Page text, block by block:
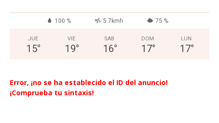
100 % 5.7kmh 75 %
JUE
15°
VIE
19°
SAB
16°
DOM
17°
LUN
17°
Error, ¡no se ha establecido el ID del anuncio!
¡Comprueba tu sintaxis!